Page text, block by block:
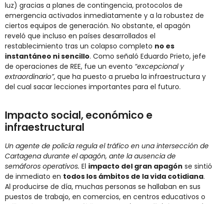
luz) gracias a planes de contingencia, protocolos de
emergencia activados inmediatamente y a la robustez de
ciertos equipos de generación. No obstante, el apagón
reveló que incluso en países desarrollados el
restablecimiento tras un colapso completo no es
instantáneo ni sencillo. Como señaló Eduardo Prieto, jefe
de operaciones de REE, fue un evento “excepcional y
extraordinario”, que ha puesto a prueba la infraestructura y
del cual sacar lecciones importantes para el futuro.
Impacto social, económico e
infraestructural
Un agente de policía regula el tráfico en una intersección de
Cartagena durante el apagón, ante la ausencia de
semáforos operativos. El impacto del gran apagón se sintió
de inmediato en todos los ámbitos de la vida cotidiana.
Al producirse de día, muchas personas se hallaban en sus
puestos de trabajo, en comercios, en centros educativos o